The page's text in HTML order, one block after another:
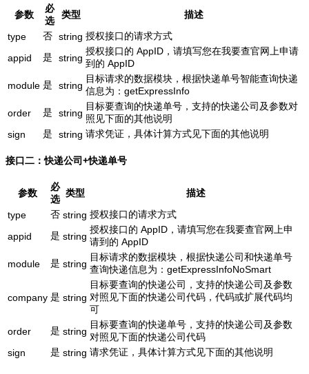
参数
必
选
类型
描述
type
否 string 授权接口的请求方式
appid
是 string
授权接口的 AppID，请填写您在我要查官网上申请
到的 AppID
module 是 string
目标请求的数据模块，根据快递单号智能查询快递
信息为：getExpressInfo
order
是 string
目标要查询的快递单号，支持的快递公司及参数对
照见下面的其他说明
sign
是 string 请求凭证，具体计算方式见下面的其他说明
接口二：快递公司+快递单号
参数
必
选
类型
描述
type
否 string 授权接口的请求方式
appid
是 string
授权接口的 AppID，请填写您在我要查官网上申
请到的 AppID
module
是 string
目标请求的数据模块，根据快递公司和快递单号
查询快递信息为：getExpressInfoNoSmart
company 是 string
目标要查询的快递公司，支持的快递公司及参数
对照见下面的快递公司代码，代码或扩展代码均
可
order
是 string
目标要查询的快递单号，支持的快递公司及参数
对照见下面的快递公司代码
sign
是 string 请求凭证，具体计算方式见下面的其他说明